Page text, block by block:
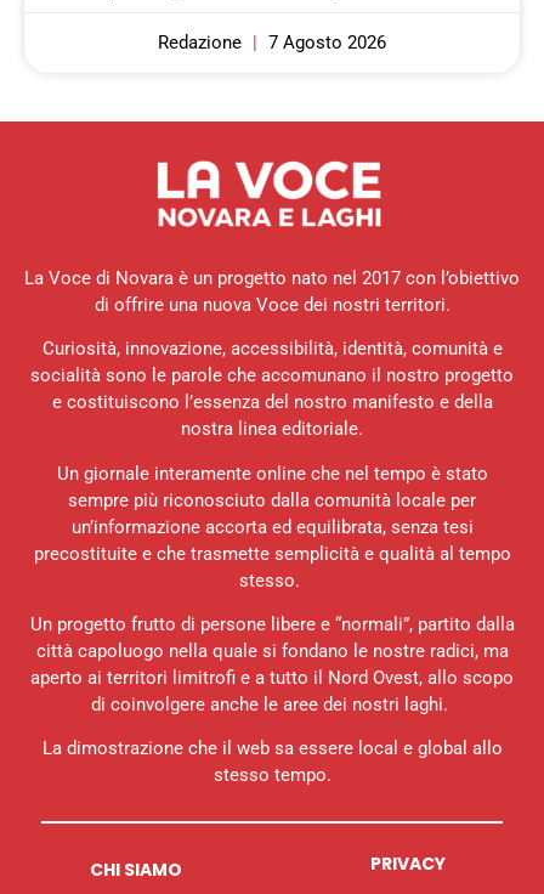
Redazione 7 Agosto 2026
La Voce di Novara è un progetto nato nel 2017 con l’obiettivo
di offrire una nuova Voce dei nostri territori.
Curiosità, innovazione, accessibilità, identità, comunità e
socialità sono le parole che accomunano il nostro progetto
e costituiscono l’essenza del nostro manifesto e della
nostra linea editoriale.
Un giornale interamente online che nel tempo è stato
sempre più riconosciuto dalla comunità locale per
un’informazione accorta ed equilibrata, senza tesi
precostituite e che trasmette semplicità e qualità al tempo
stesso.
Un progetto frutto di persone libere e “normali”, partito dalla
città capoluogo nella quale si fondano le nostre radici, ma
aperto ai territori limitrofi e a tutto il Nord Ovest, allo scopo
di coinvolgere anche le aree dei nostri laghi.
La dimostrazione che il web sa essere local e global allo
stesso tempo.
CHI SIAMO PRIVACY